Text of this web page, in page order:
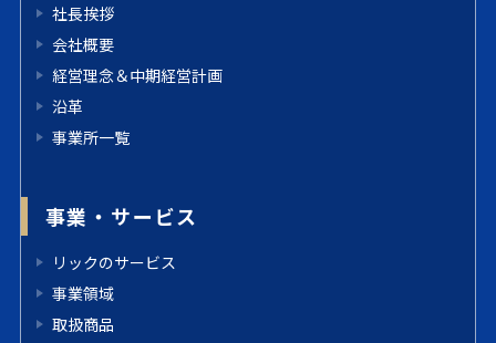
社長挨拶
会社概要
経営理念＆中期経営計画
沿革
事業所一覧
事業・サービス
リックのサービス
事業領域
取扱商品